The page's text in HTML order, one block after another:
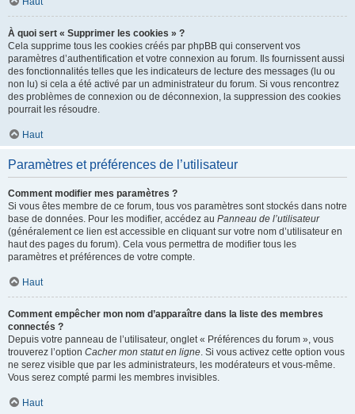
À quoi sert « Supprimer les cookies » ?
Cela supprime tous les cookies créés par phpBB qui conservent vos
paramètres d’authentification et votre connexion au forum. Ils fournissent aussi
des fonctionnalités telles que les indicateurs de lecture des messages (lu ou
non lu) si cela a été activé par un administrateur du forum. Si vous rencontrez
des problèmes de connexion ou de déconnexion, la suppression des cookies
pourrait les résoudre.
Haut
Paramètres et préférences de l’utilisateur
Comment modifier mes paramètres ?
Si vous êtes membre de ce forum, tous vos paramètres sont stockés dans notre
base de données. Pour les modifier, accédez au Panneau de l’utilisateur
(généralement ce lien est accessible en cliquant sur votre nom d’utilisateur en
haut des pages du forum). Cela vous permettra de modifier tous les
paramètres et préférences de votre compte.
Haut
Comment empêcher mon nom d’apparaître dans la liste des membres
connectés ?
Depuis votre panneau de l’utilisateur, onglet « Préférences du forum », vous
trouverez l’option Cacher mon statut en ligne. Si vous activez cette option vous
ne serez visible que par les administrateurs, les modérateurs et vous-même.
Vous serez compté parmi les membres invisibles.
Haut